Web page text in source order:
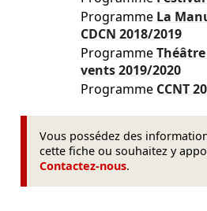
Programme La
CDCN 2018/2019
ProgrammeThéâtre
vents2019/2020
Programme CCNT
Vous possédez des
cette fiche ou souhaitez y
Contactez-nous.